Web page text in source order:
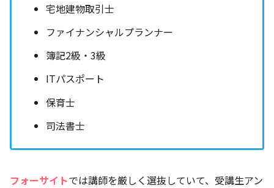
宅地建物取引士
ファイナンシャルプランナー
簿記2級・3級
ITパスポート
保育士
司法書士
フォーサイトでは講師を厳しく選抜していて、受講生アン